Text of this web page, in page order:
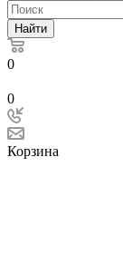
Найти
0
0
Корзина